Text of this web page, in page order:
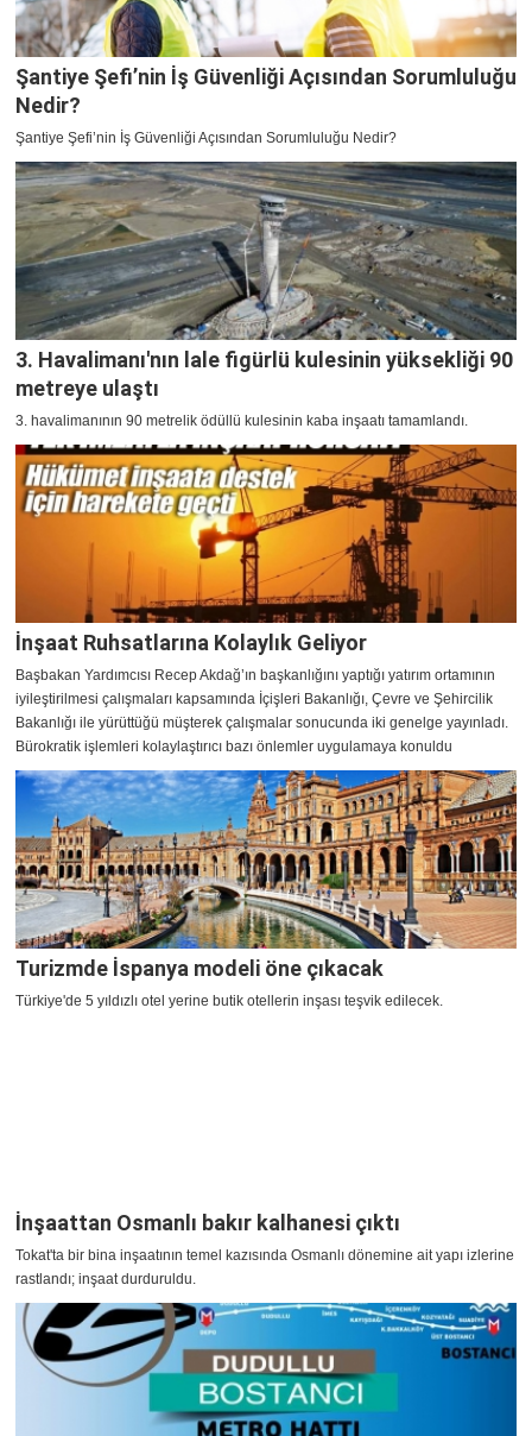
Şantiye Şefi’nin İş Güvenliği Açısından Sorumluluğu
Nedir?
Şantiye Şefi’nin İş Güvenliği Açısından Sorumluluğu Nedir?
3. Havalimanı'nın lale figürlü kulesinin yüksekliği 90
metreye ulaştı
3. havalimanının 90 metrelik ödüllü kulesinin kaba inşaatı tamamlandı.
İnşaat Ruhsatlarına Kolaylık Geliyor
Başbakan Yardımcısı Recep Akdağ’ın başkanlığını yaptığı yatırım ortamının
iyileştirilmesi çalışmaları kapsamında İçişleri Bakanlığı, Çevre ve Şehircilik
Bakanlığı ile yürüttüğü müşterek çalışmalar sonucunda iki genelge yayınladı.
Bürokratik işlemleri kolaylaştırıcı bazı önlemler uygulamaya konuldu
Turizmde İspanya modeli öne çıkacak
Türkiye'de 5 yıldızlı otel yerine butik otellerin inşası teşvik edilecek.
İnşaattan Osmanlı bakır kalhanesi çıktı
Tokat'ta bir bina inşaatının temel kazısında Osmanlı dönemine ait yapı izlerine
rastlandı; inşaat durduruldu.